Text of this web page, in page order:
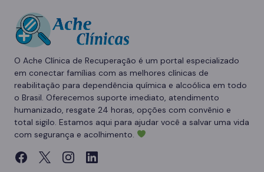
O Ache Clínica de Recuperação é um portal especializado
em conectar famílias com as melhores clínicas de
reabilitação para dependência química e alcoólica em todo
o Brasil. Oferecemos suporte imediato, atendimento
humanizado, resgate 24 horas, opções com convênio e
total sigilo. Estamos aqui para ajudar você a salvar uma vida
com segurança e acolhimento.